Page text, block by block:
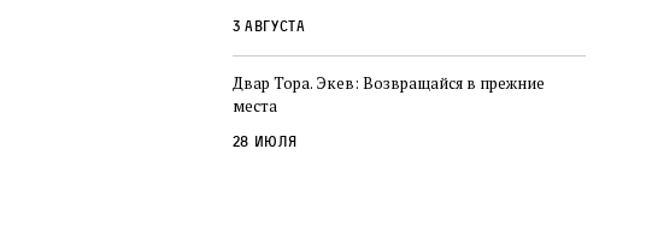
3 августа
Двар Тора. Экев: Возвращайся в прежние
места
28 июля